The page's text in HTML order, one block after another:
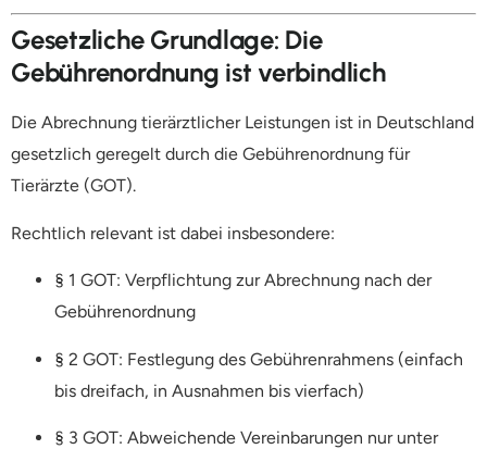
Gesetzliche Grundlage: Die
Gebührenordnung ist verbindlich
Die Abrechnung tierärztlicher Leistungen ist in Deutschland
gesetzlich geregelt durch die Gebührenordnung für
Tierärzte (GOT).
Rechtlich relevant ist dabei insbesondere:
§ 1 GOT: Verpflichtung zur Abrechnung nach der
Gebührenordnung
§ 2 GOT: Festlegung des Gebührenrahmens (einfach
bis dreifach, in Ausnahmen bis vierfach)
§ 3 GOT: Abweichende Vereinbarungen nur unter